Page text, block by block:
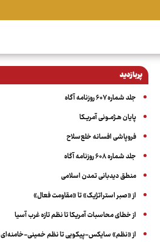
پربازدید
جلد شماره ۶۰۷ روزنامه آگاه
پایان هـژمـونی آمریـکا
فروپاشی افسانه خلع‌سلاح
جلد شماره ۶۰۸ روزنامه آگاه
منطق دیدبانی تمدن اسلامی
از «صبر استراتژیک» تا «مقاومت فعال»
از خطای محاسبات آمریکا تا نظم تازه غرب آسیا
از «نظم» سایکس-پیکویی تا نظم خمینی-خامنه‌ای